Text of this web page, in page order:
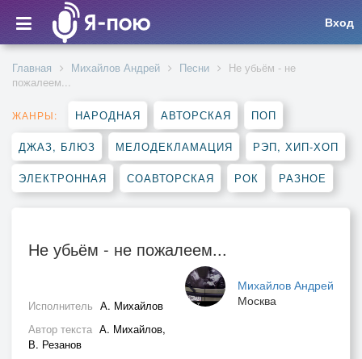
Вход
Главная Михайлов Андрей Песни
Не убьём - не
пожалеем...
ЖАНРЫ: НАРОДНАЯ АВТОРСКАЯ ПОП
ДЖАЗ, БЛЮЗ МЕЛОДЕКЛАМАЦИЯ РЭП, ХИП-ХОП
ЭЛЕКТРОННАЯ СОАВТОРСКАЯ РОК РАЗНОЕ
Не убьём - не пожалеем...
Михайлов Андрей
Москва
Исполнитель А. Михайлов
Автор текста А. Михайлов,
В. Резанов